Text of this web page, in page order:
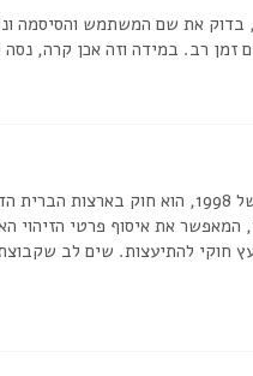
את שם המשתמש והסיסמה
רב. במידה וזה אכן קרה, נסה